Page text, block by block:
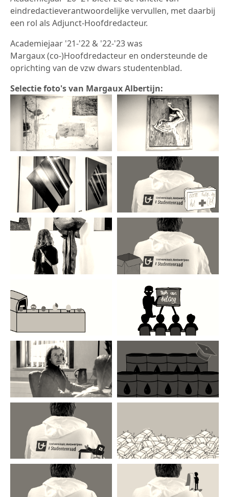
eindredactieverantwoordelijke vervullen, met daarbij
een rol als Adjunct-Hoofdredacteur.
Academiejaar '21-'22 & '22-'23 was
Margaux (co-)Hoofdredacteur en ondersteunde de
oprichting van de vzw dwars studentenblad.
Selectie foto's van Margaux Albertijn: